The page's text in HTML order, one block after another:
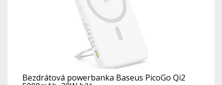
Bezdrátová powerbanka Baseus PicoGo Qi2